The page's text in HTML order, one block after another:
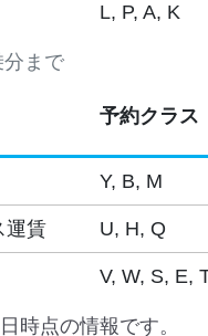
L, P, A, K
まで
予約クラス
Y, B, M
運賃 U, H, Q
V, W, S, E,
時点の情報です。